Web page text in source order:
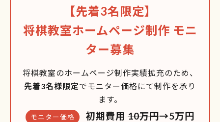
【先着3名限定】
将棋教室ホームページ制作 モニ
ター募集
将棋教室のホームページ制作実績拡充のため、
先着3名様限定でモニター価格にて制作を承り
ます。
モニター価格 初期費用 10万円→5万円